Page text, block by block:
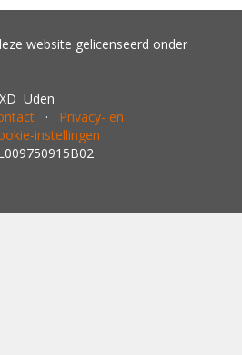
website gelicenseerd onder
Uden
· Privacy- en
instellingen